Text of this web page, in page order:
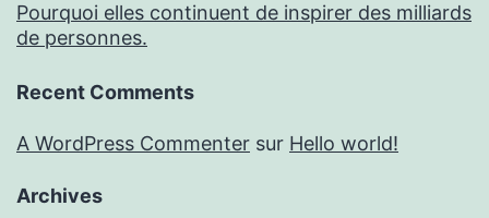
Pourquoi elles continuent de inspirer des milliards
de personnes.
Recent Comments
A WordPress Commenter sur Hello world!
Archives